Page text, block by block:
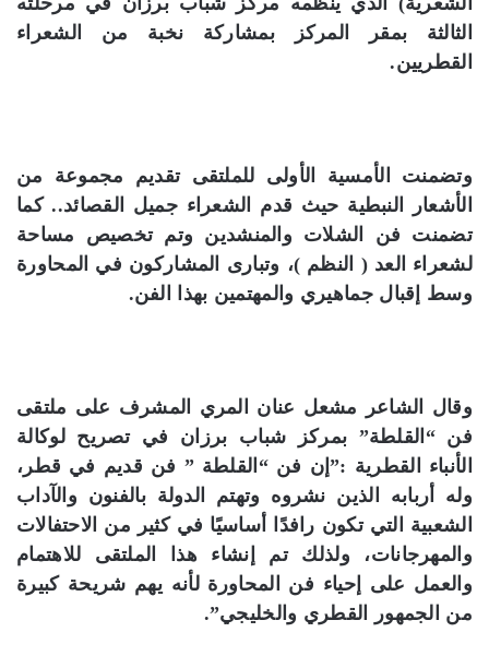
الثالثة بمقر المركز بمشاركة نخبة من الشعراء
القطريين.
وتضمنت الأمسية الأولى للملتقى تقديم مجموعة من
الأشعار النبطية حيث قدم الشعراء جميل القصائد.. كما
تضمنت فن الشلات والمنشدين وتم تخصيص مساحة
لشعراء العد ( النظم )، وتبارى المشاركون في المحاورة
وسط إقبال جماهيري والمهتمين بهذا الفن.
وقال الشاعر مشعل عنان المري المشرف على ملتقى
فن “القلطة” بمركز شباب برزان في تصريح لوكالة
الأنباء القطرية :”إن فن “القلطة ” فن قديم في قطر،
وله أربابه الذين نشروه وتهتم الدولة بالفنون والآداب
الشعبية التي تكون رافدًا أساسيًا في كثير من الاحتفالات
والمهرجانات، ولذلك تم إنشاء هذا الملتقى للاهتمام
والعمل على إحياء فن المحاورة لأنه يهم شريحة كبيرة
من الجمهور القطري والخليجي”.